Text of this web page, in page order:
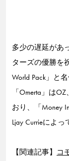
多少の遅延があ
ターズの優勝を
World Pack」と
「Omerta」は
おり、「Money In
Ljay Currieによ
【関連記事】 コ